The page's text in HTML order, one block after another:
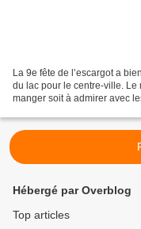
La 9e fête de l’escargot a
du lac pour le centre-ville. Le
manger soit à admirer avec
Hébergé par Overblog
Top articles